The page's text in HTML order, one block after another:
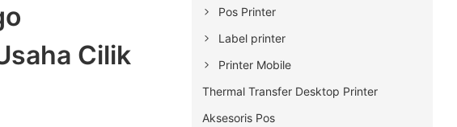
Cilik
Pos Printer
Label printer
Printer Mobile
Thermal Transfer Desktop Printer
Aksesoris Pos